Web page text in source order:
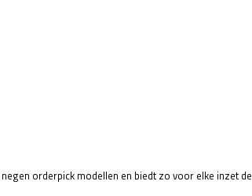
orderpick modellen en biedt zo voor elke inzet de